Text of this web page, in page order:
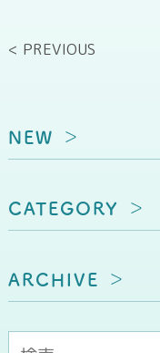
< PREVIOUS
NEW
CATEGORY
ARCHIVE